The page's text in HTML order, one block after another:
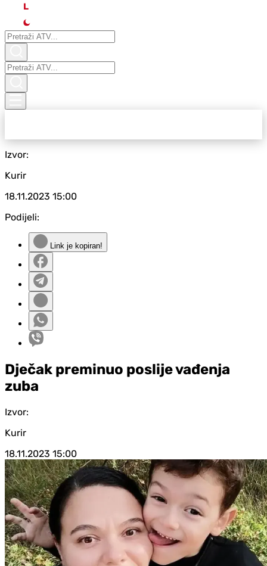
L
Izvor:
Kurir
18.11.2023 15:00
Podijeli:
Link je kopiran!
Dječak preminuo poslije vađenja
zuba
Izvor:
Kurir
18.11.2023 15:00